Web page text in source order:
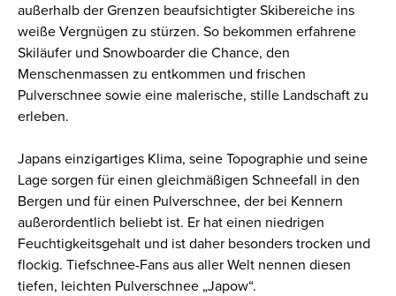
außerhalb der Grenzen beaufsichtigter Skibereiche ins
weiße Vergnügen zu stürzen. So bekommen erfahrene
Skiläufer und Snowboarder die Chance, den
Menschenmassen zu entkommen und frischen
Pulverschnee sowie eine malerische, stille Landschaft zu
erleben.
Japans einzigartiges Klima, seine Topographie und seine
Lage sorgen für einen gleichmäßigen Schneefall in den
Bergen und für einen Pulverschnee, der bei Kennern
außerordentlich beliebt ist. Er hat einen niedrigen
Feuchtigkeitsgehalt und ist daher besonders trocken und
flockig. Tiefschnee-Fans aus aller Welt nennen diesen
tiefen, leichten Pulverschnee „Japow“.